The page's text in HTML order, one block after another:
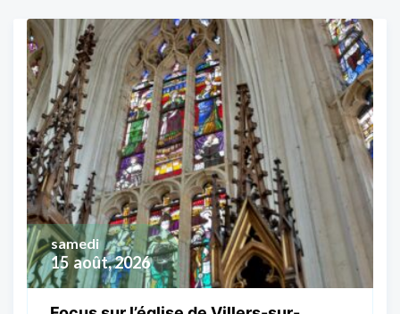
15 août, 2026
samedi